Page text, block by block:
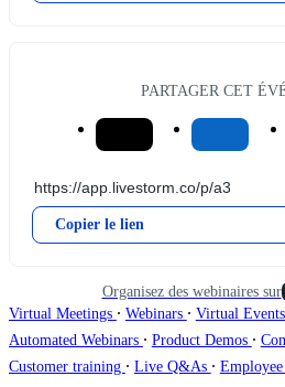
PARTAGER CET
Copier le lien
Organisez des webinaires sur
Virtual Meetings ∙ Webinars ∙ Virtual Events
Automated Webinars ∙ Product Demos ∙
Customer training ∙ Live Q&As ∙